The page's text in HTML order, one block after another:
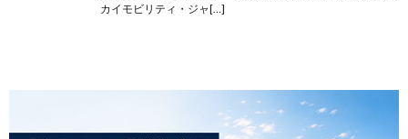
カイモビリティ・ジャ[…]